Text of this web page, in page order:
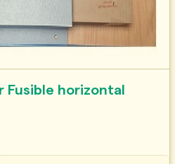
Fusible horizontal